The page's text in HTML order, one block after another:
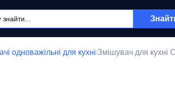
одноважільні для кухні/Змішувач для кухні